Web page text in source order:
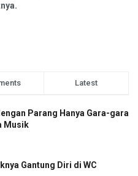
Latest
Parang Hanya Gara-gara
Musik
Gantung Diri di WC